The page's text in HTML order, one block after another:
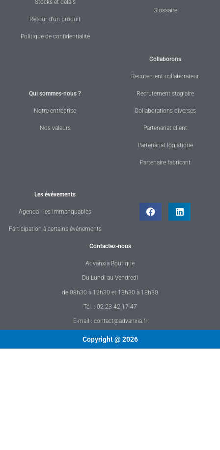
Stocks et délais
Retour d'un produit
Politique de confidentialité
Glossaire
Qui sommes-nous ?
Notre entreprise
Nos valeurs
Collaborons
Recutement collaborateur
Recrutement stagiaire
Collaborations diverses
Partenariat client
Partenariat logistique
Partenaire fabricant
Les évévements
Agenda - les immanquables
Participation à certains événements
Contactez-nous
Advanxia Boutique
Du Lundi au Vendredi
de 08h30 à 12h30 et 13h30 à 18h30
Tél. : 02 23 42 17 47
E-mail : contact@advanxia.fr
Copyright @ 2026